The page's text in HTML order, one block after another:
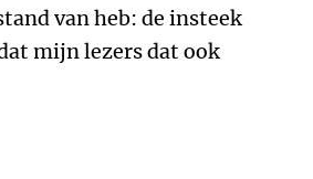
van heb: de insteek
mijn lezers dat ook